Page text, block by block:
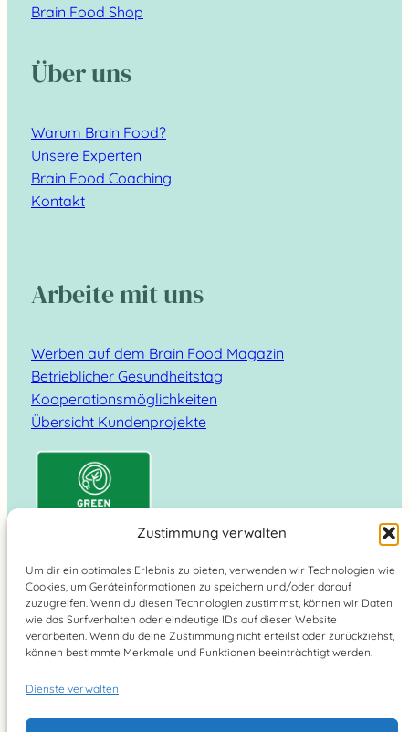
Zustimmung verwalten
Um dir ein optimales Erlebnis zu bieten, verwenden wir Technologien wie
Cookies, um Geräteinformationen zu speichern und/oder darauf
zuzugreifen. Wenn du diesen Technologien zustimmst, können wir Daten
wie das Surfverhalten oder eindeutige IDs auf dieser Website
verarbeiten. Wenn du deine Zustimmung nicht erteilst oder zurückziehst,
können bestimmte Merkmale und Funktionen beeinträchtigt werden.
Dienste verwalten
Brain Food Shop
Über uns
Warum Brain Food?
Unsere Experten
Brain Food Coaching
Kontakt
Arbeite mit uns
Werben auf dem Brain Food Magazin
Betrieblicher Gesundheitstag
Kooperationsmöglichkeiten
Übersicht Kundenprojekte
Suchen
Brain Food Magazin – lebe bewusst 2026